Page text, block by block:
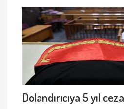
Dolandırıcıya 5 yıl ceza